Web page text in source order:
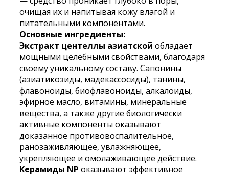
очищая их и напитывая кожу влагой и
питательными компонентами.
Основные ингредиенты:
Экстракт центеллы азиатской обладает
мощными целебными свойствами, благодаря
своему уникальному составу. Сапонины
(азиатикозиды, мадекассосиды), танины,
флавоноиды, биофлавоноиды, алкалоиды,
эфирное масло, витамины, минеральные
вещества, а также другие биологически
активные компоненты оказывают
доказанное противовоспалительное,
ранозаживляющее, увлажняющее,
укрепляющее и омолаживающее действие.
Керамиды NP оказывают эффективное